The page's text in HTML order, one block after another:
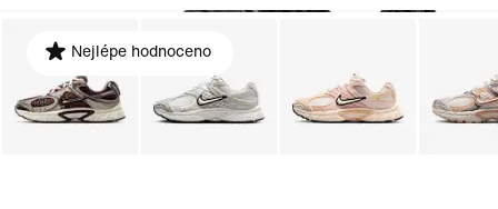
Nejlépe hodnoceno